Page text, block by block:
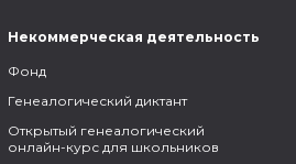
Некоммерческая деятельность
Фонд
Генеалогический диктант
Открытый генеалогический
онлайн-курс для школьников